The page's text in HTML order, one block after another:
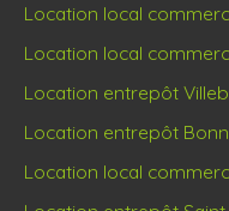
Location local
Location local
Location entrepôt
Location entrepôt
Location local